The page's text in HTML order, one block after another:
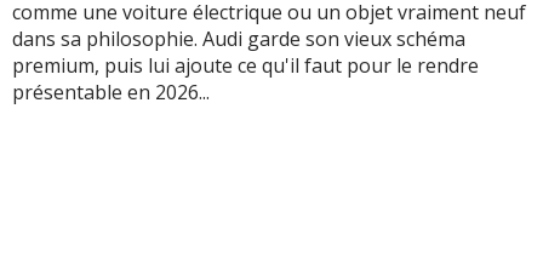
comme une voiture électrique ou un objet vraiment neuf
dans sa philosophie. Audi garde son vieux schéma
premium, puis lui ajoute ce qu'il faut pour le rendre
présentable en 2026...